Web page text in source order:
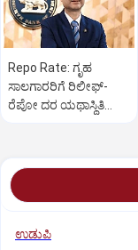
Repo Rate: ಗೃಹ
ಸಾಲಗಾರರಿಗೆ ರಿಲೀಫ್-
ರೆಪೋ ದರ ಯಥಾಸ್ಥಿತಿ
ಉಡುಪಿ